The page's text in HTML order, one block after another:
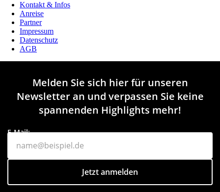
Kontakt & Infos
Anreise
Partner
Impressum
Datenschutz
AGB